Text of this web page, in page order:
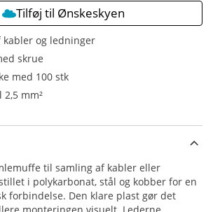
kabler og ledninger
skrue
med 100 stk
mm²
Tilføj til Ønskeskyen
til samling af kabler eller
i polykarbonat, stål og kobber for en
forbindelse. Den klare plast gør det